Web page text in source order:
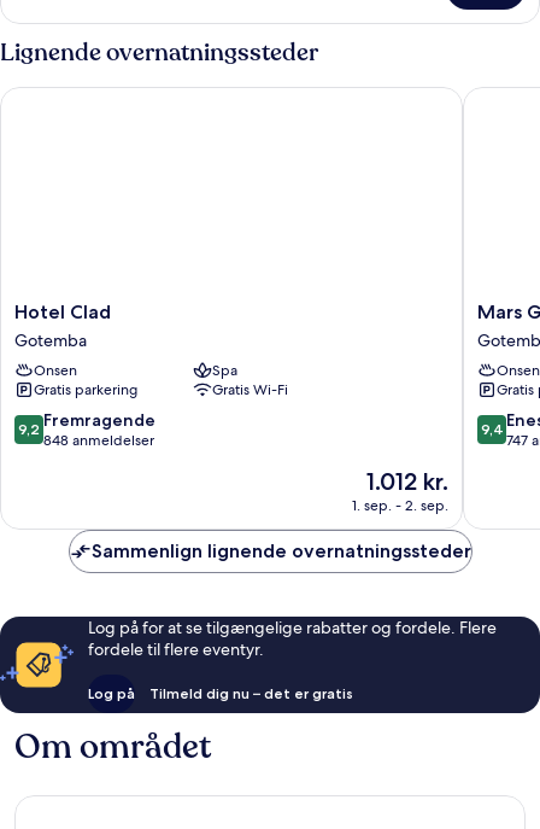
-
senge
Lignende overnatningssteder
Hotel
Clad
Gotemba
Hotel Clad
Gotemba
Onsen
Spa
Gratis parkering
Gratis Wi-Fi
9.2
ud
848
anmeldelser
9,2 Fremragende
848 anmeldelser
Prisen
er
1.012 kr.
1.012 kr.
1. sep. - 2. sep.
Hotel Clad
Mars
Garden
Wood
Mars
Onsen
Gratis
9.4
ud
747
9,4
747
Mars
Sammenlign lignende overnatningssteder
Log på for at se tilgængelige rabatter og fordele. Flere
fordele til flere eventyr.
Log på Tilmeld dig nu – det er gratis
Om området